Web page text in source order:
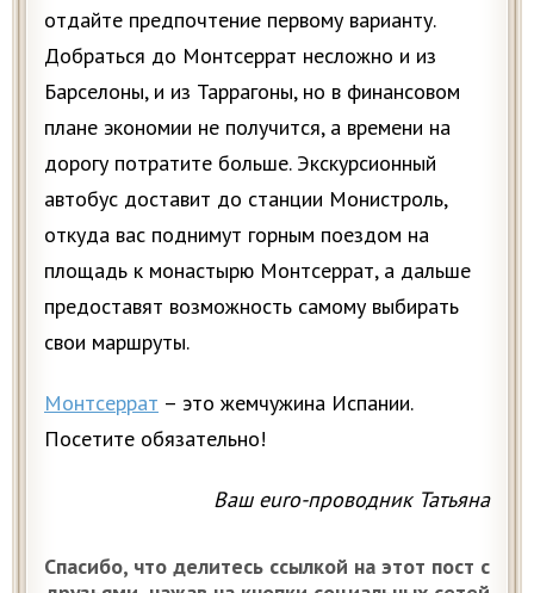
отдайте предпочтение первому варианту.
Добраться до Монтсеррат несложно и из
Барселоны, и из Таррагоны, но в финансовом
плане экономии не получится, а времени на
дорогу потратите больше. Экскурсионный
автобус доставит до станции Монистроль,
откуда вас поднимут горным поездом на
площадь к монастырю Монтсеррат, а дальше
предоставят возможность самому выбирать
свои маршруты.
Монтсеррат – это жемчужина Испании.
Посетите обязательно!
Ваш euro-проводник Татьяна
Спасибо, что делитесь ссылкой на этот пост с